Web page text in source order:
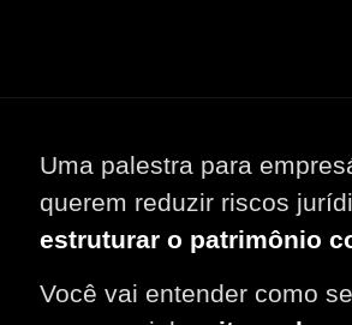
Uma palestra para
querem reduzir riscos
estruturar o patrimônio
Você vai entender como